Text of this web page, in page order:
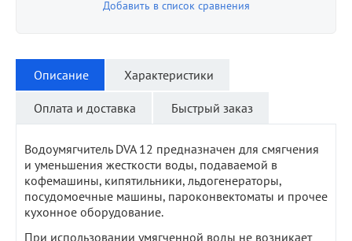
Добавить в список сравнения
Описание Характеристики
Оплата и доставка Быстрый заказ
Водоумягчитель DVA 12 предназначен для смягчения
и уменьшения жесткости воды, подаваемой в
кофемашины, кипятильники, льдогенераторы,
посудомоечные машины, пароконвектоматы и прочее
кухонное оборудование.
При использовании умягченной воды не возникает